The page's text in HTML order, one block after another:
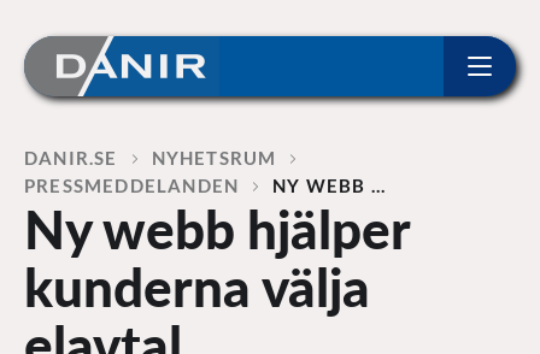
Home
DANIR
NYHETSRUM
PRESSMEDDELANDEN
NY WEBB …
Ny webb hjälper
kunderna välja